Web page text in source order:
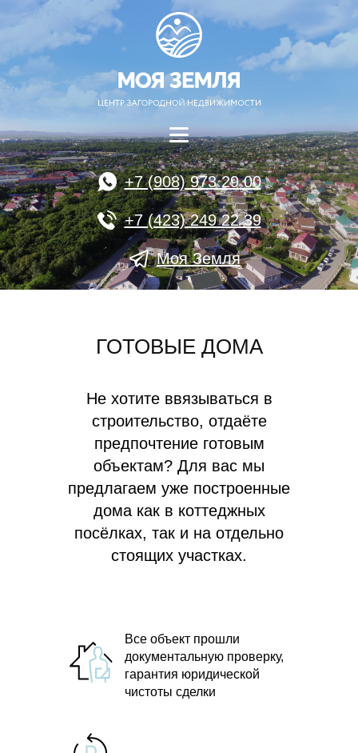
+7 (908) 973 29 00
+7 (423) 249 22 39
Моя Земля
ГОТОВЫЕ ДОМА
Не хотите ввязываться в
строительство, отдаёте
предпочтение готовым
объектам? Для вас мы
предлагаем уже построенные
дома как в коттеджных
посёлках, так и на отдельно
стоящих участках.
Все объект прошли
документальную проверку,
гарантия юридической
чистоты сделки